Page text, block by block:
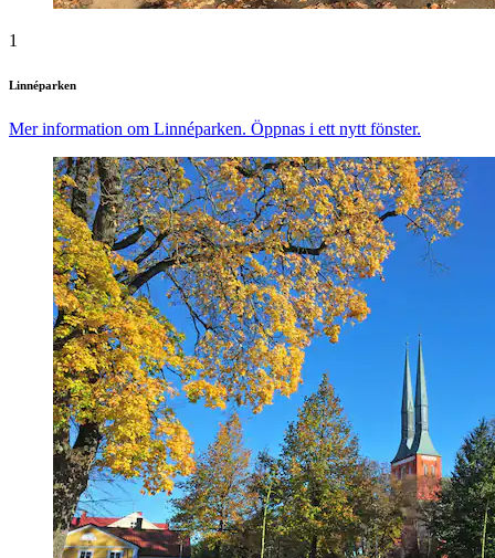
1
Linnéparken
Mer information om Linnéparken. Öppnas i ett nytt fönster.